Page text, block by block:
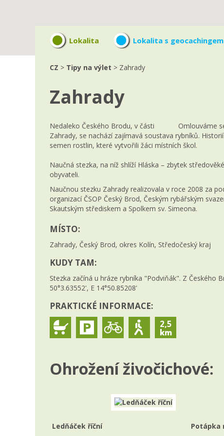
Lokalita Lokalita s geocachingem
CZ > Tipy na výlet > Zahrady
Zahrady
Omlouváme
Nedaleko Českého Brodu, v části
Zahrady, se nachází zajímavá soustava rybníků.
semen rostlin, které vytvořili žáci místních škol.
Naučná stezka, na níž shlíží Hláska – zbytek
obyvateli.
Naučnou stezku Zahrady realizovala v roce 2008 za
organizací ČSOP Český Brod, Českým rybářským
Skautským střediskem a Spolkem sv. Simeona.
MÍSTO:
Zahrady, Český Brod, okres Kolín, Středočeský kraj
KUDY TAM:
Stezka začíná u hráze rybníka "Podviňák". Z Českého
50°3.63552', E 14°50.85208'
PRAKTICKÉ INFORMACE:
2,5
Ohrožení živočichové:
Ledňáček říční Potápka